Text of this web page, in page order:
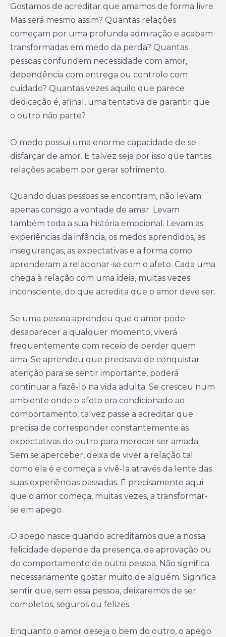
Gostamos de acreditar que amamos de forma livre.
Mas será mesmo assim? Quantas relações
começam por uma profunda admiração e acabam
transformadas em medo da perda? Quantas
pessoas confundem necessidade com amor,
dependência com entrega ou controlo com
cuidado? Quantas vezes aquilo que parece
dedicação é, afinal, uma tentativa de garantir que
o outro não parte?
O medo possui uma enorme capacidade de se
disfarçar de amor. E talvez seja por isso que tantas
relações acabem por gerar sofrimento.
Quando duas pessoas se encontram, não levam
apenas consigo a vontade de amar. Levam
também toda a sua história emocional. Levam as
experiências da infância, os medos aprendidos, as
inseguranças, as expectativas e a forma como
aprenderam a relacionar-se com o afeto. Cada uma
chega à relação com uma ideia, muitas vezes
inconsciente, do que acredita que o amor deve ser.
Se uma pessoa aprendeu que o amor pode
desaparecer a qualquer momento, viverá
frequentemente com receio de perder quem
ama. Se aprendeu que precisava de conquistar
atenção para se sentir importante, poderá
continuar a fazê-lo na vida adulta. Se cresceu num
ambiente onde o afeto era condicionado ao
comportamento, talvez passe a acreditar que
precisa de corresponder constantemente às
expectativas do outro para merecer ser amada.
Sem se aperceber, deixa de viver a relação tal
como ela é e começa a vivê-la através da lente das
suas experiências passadas. É precisamente aqui
que o amor começa, muitas vezes, a transformar-
se em apego.
O apego nasce quando acreditamos que a nossa
felicidade depende da presença, da aprovação ou
do comportamento de outra pessoa. Não significa
necessariamente gostar muito de alguém. Significa
sentir que, sem essa pessoa, deixaremos de ser
completos, seguros ou felizes.
Enquanto o amor deseja o bem do outro, o apego